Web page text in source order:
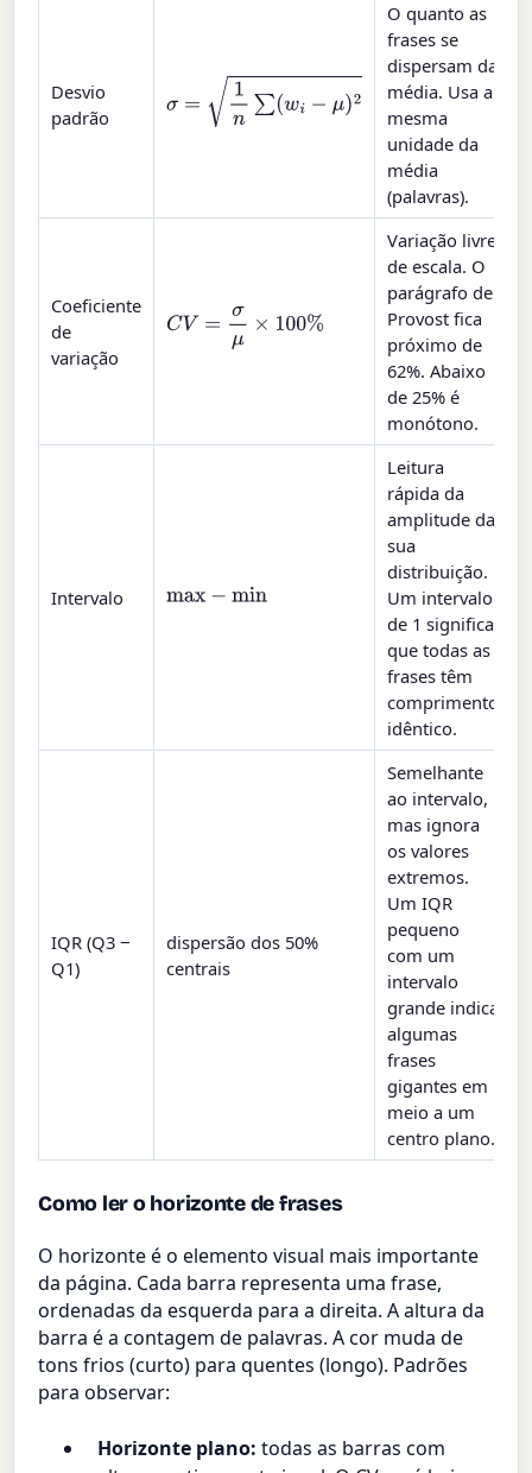
Desvio
padrão
(wi− μ)2
O quanto as
frases se
dispersam da
média. Usa a
mesma
unidade da
média
(palavras).
Coeficiente
de
variação
CV=σμ× 100 %
Variação livre
de escala. O
parágrafo de
Provost fica
próximo de
62%. Abaixo
de 25% é
monótono.
Intervalo max−min
Leitura
rápida da
amplitude da
sua
distribuição.
Um intervalo
de 1 significa
que todas as
frases têm
comprimento
idêntico.
IQR (Q3 −
Q1)
dispersão dos 50%
centrais
Semelhante
ao intervalo,
mas ignora
os valores
extremos.
Um IQR
pequeno
com um
intervalo
grande indica
algumas
frases
gigantes em
meio a um
centro plano.
Como ler o horizonte de frases
O horizonte é o elemento visual mais importante
da página. Cada barra representa uma frase,
ordenadas da esquerda para a direita. A altura da
barra é a contagem de palavras. A cor muda de
tons frios (curto) para quentes (longo). Padrões
para observar:
Horizonte plano: todas as barras com